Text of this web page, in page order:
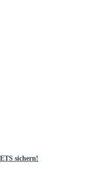
sichern!